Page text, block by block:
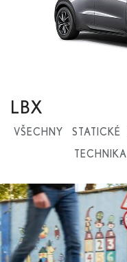
LBX
VŠECHNY STATICKÉ
TECHNIKA